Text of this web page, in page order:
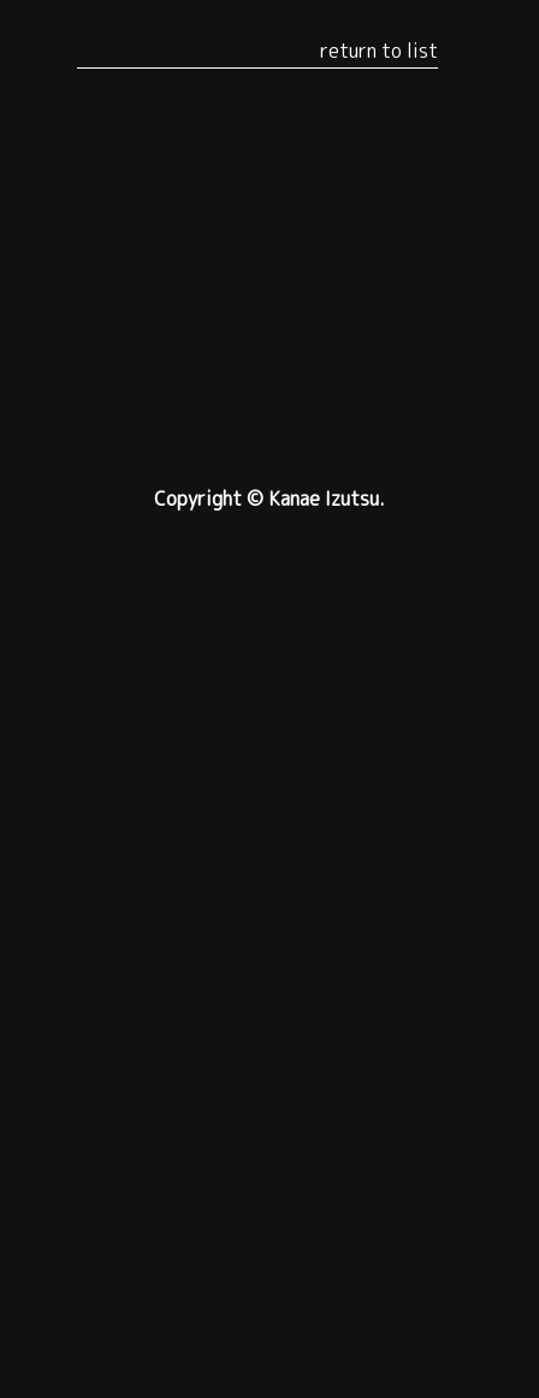
return to list
Copyright © Kanae Izutsu.